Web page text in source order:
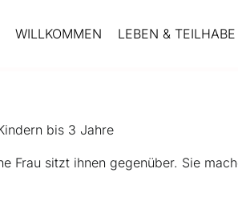
WILLKOMMEN LEBEN & TEILHABE
bis 3 Jahre